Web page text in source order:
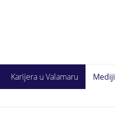
Karijera u Valamaru Mediji